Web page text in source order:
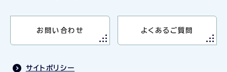
お問い合わせ よくあるご質問
サイトポリシー